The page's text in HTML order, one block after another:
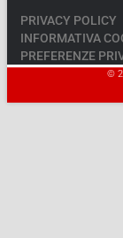
PRIVACY POLICY
INFORMATIVA
PREFERENZE
©